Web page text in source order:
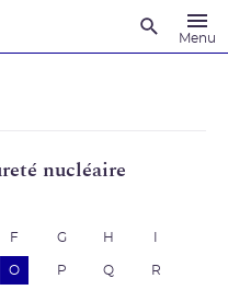
Menu
nucléaire
F G H
O P Q R